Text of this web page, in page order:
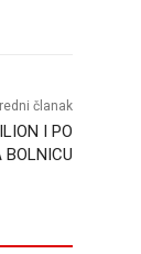
članak
I PO